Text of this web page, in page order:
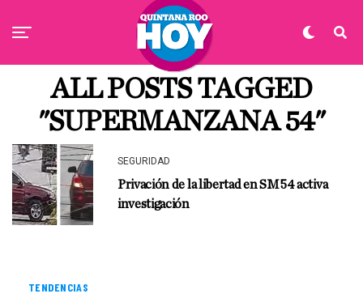
ALL POSTS TAGGED
"SUPERMANZANA 54"
SEGURIDAD
Privación de la libertad en SM 54 activa
investigación
TENDENCIAS